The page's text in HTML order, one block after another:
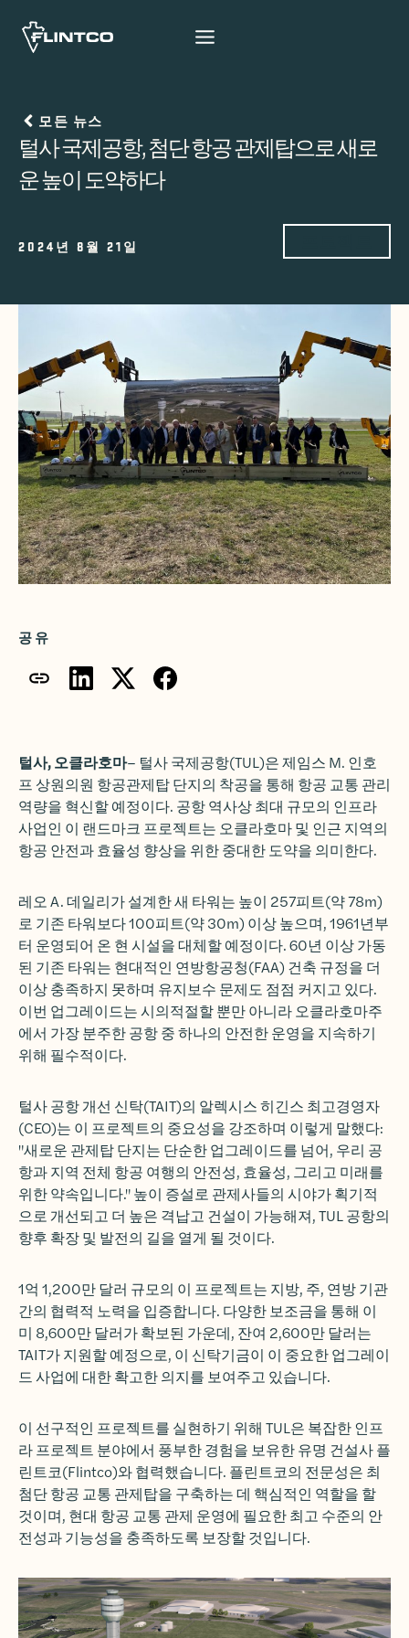
모든 뉴스
털사 국제공항, 첨단 항공 관제탑으로 새로
운 높이 도약하다
2024년 8월 21일
공유
털사, 오클라호마– 털사 국제공항(TUL)은 제임스 M. 인호
프 상원의원 항공관제탑 단지의 착공을 통해 항공 교통 관리
역량을 혁신할 예정이다. 공항 역사상 최대 규모의 인프라
사업인 이 랜드마크 프로젝트는 오클라호마 및 인근 지역의
항공 안전과 효율성 향상을 위한 중대한 도약을 의미한다.
레오 A. 데일리가 설계한 새 타워는 높이 257피트(약 78m)
로 기존 타워보다 100피트(약 30m) 이상 높으며, 1961년부
터 운영되어 온 현 시설을 대체할 예정이다. 60년 이상 가동
된 기존 타워는 현대적인 연방항공청(FAA) 건축 규정을 더
이상 충족하지 못하며 유지보수 문제도 점점 커지고 있다.
이번 업그레이드는 시의적절할 뿐만 아니라 오클라호마주
에서 가장 분주한 공항 중 하나의 안전한 운영을 지속하기
위해 필수적이다.
털사 공항 개선 신탁(TAIT)의 알렉시스 히긴스 최고경영자
(CEO)는 이 프로젝트의 중요성을 강조하며 이렇게 말했다:
"새로운 관제탑 단지는 단순한 업그레이드를 넘어, 우리 공
항과 지역 전체 항공 여행의 안전성, 효율성, 그리고 미래를
위한 약속입니다." 높이 증설로 관제사들의 시야가 획기적
으로 개선되고 더 높은 격납고 건설이 가능해져, TUL 공항의
향후 확장 및 발전의 길을 열게 될 것이다.
1억 1,200만 달러 규모의 이 프로젝트는 지방, 주, 연방 기관
간의 협력적 노력을 입증합니다. 다양한 보조금을 통해 이
미 8,600만 달러가 확보된 가운데, 잔여 2,600만 달러는
TAIT가 지원할 예정으로, 이 신탁기금이 이 중요한 업그레이
드 사업에 대한 확고한 의지를 보여주고 있습니다.
이 선구적인 프로젝트를 실현하기 위해 TUL은 복잡한 인프
라 프로젝트 분야에서 풍부한 경험을 보유한 유명 건설사 플
린트코(Flintco)와 협력했습니다. 플린트코의 전문성은 최
첨단 항공 교통 관제탑을 구축하는 데 핵심적인 역할을 할
것이며, 현대 항공 교통 관제 운영에 필요한 최고 수준의 안
전성과 기능성을 충족하도록 보장할 것입니다.